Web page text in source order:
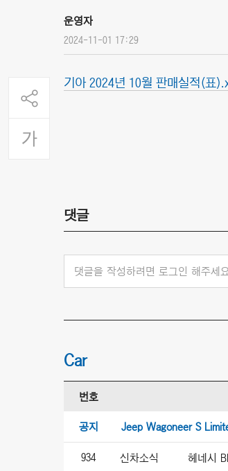
운영자
2024-11-01 17:29
기아 2024년 10월 판매실적(표
댓글
댓글을 작성하려면 로그인 해주세
Car
번호
공지 Jeep Wagoneer S
934 신차소식 헤네시